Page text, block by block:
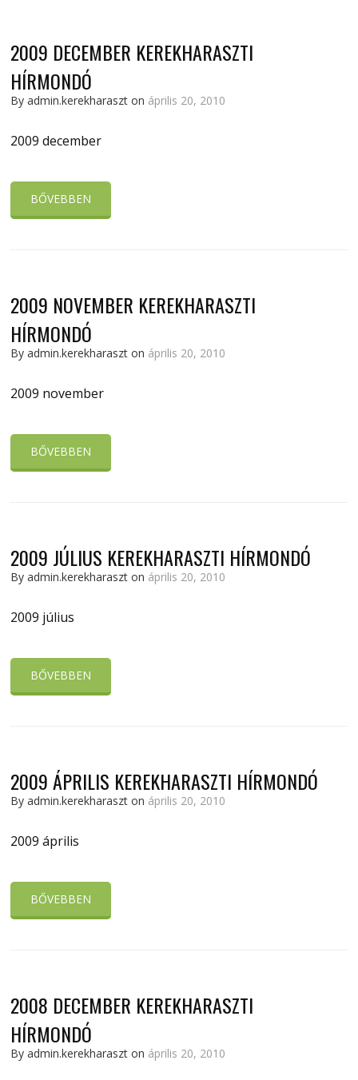
2009 DECEMBER KEREKHARASZTI
HÍRMONDÓ
By admin.kerekharaszt on április 20, 2010
2009 december
BŐVEBBEN
2009 NOVEMBER KEREKHARASZTI
HÍRMONDÓ
By admin.kerekharaszt on április 20, 2010
2009 november
BŐVEBBEN
2009 JÚLIUS KEREKHARASZTI HÍRMONDÓ
By admin.kerekharaszt on április 20, 2010
2009 július
BŐVEBBEN
2009 ÁPRILIS KEREKHARASZTI HÍRMONDÓ
By admin.kerekharaszt on április 20, 2010
2009 április
BŐVEBBEN
2008 DECEMBER KEREKHARASZTI
HÍRMONDÓ
By admin.kerekharaszt on április 20, 2010